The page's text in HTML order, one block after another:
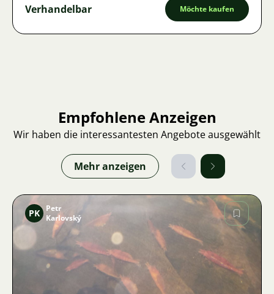
Verhandelbar Möchte kaufen
Empfohlene Anzeigen
Wir haben die interessantesten Angebote ausgewählt
Mehr anzeigen
Bild
PK
Petr
Karlovský